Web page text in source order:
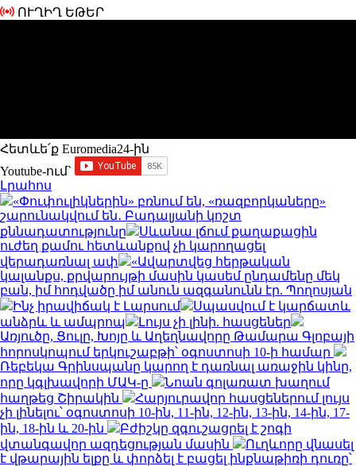
ՈՒՂԻՂ ԵԹԵՐ
Հետևե՛ք Euromedia24-ին
Youtube-ում`
Լրահոս
«Փուփուլիկներին» բռնում են, «ռազբորկաները»
շարունակվում են․ Բադալյանի կոշտ
քննադատությունը
Սևանա լճում քաղաքացին
ուժեղ քամու հետևանքով չի կարողացել
վերադառնալ ափ
«Ավարտվեց հերթական
կալանքս, քրվարույթի մասին կասեմ ընդամենը մեկ
բան, իմ հոդվածը իմ անուն ազգանունն էր. Պողոսյան
Ինչ իրավիճակ է Լարսում
Սպասվում է կարճատև
անձրև և ամպրոպ
Լույս չի լինի. հասցեներ
Առյուծը, Ցուլը, Խոյը և Աղեղնավորը Թամարա Գլոբայի
հորոսկոպում երկուշաբթի՝ օգոստոսի 10-ի համար
Ռեբեկա Գրինսպանը կարող է դառնալ առաջին կինը,
որը կգլխավորի ՄԱԿ-ը
Նոան գոլառատ խաղում
հաղթեց Շիրակին
Հարյուրավոր հասցեներում լույս
չի լինելու՝ օգոստոսի 10-ին, 11-ին, 12-ին, 13-ին, 14-ին, 17-
ին, 18-ին և 20-ին
Բժիշկը զգուշացրել է շոգի
վտանգավոր ազդեցության մասին
Ուղևորը վնասել
է վթարային ելքը և փորձել է բացել ինքնաթիռի դուռը՝